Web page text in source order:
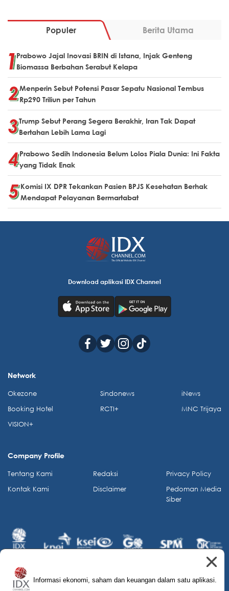
Populer Berita Utama
Prabowo Jajal Inovasi BRIN di Istana, Injak Genteng
Biomassa Berbahan Serabut Kelapa
Menperin Sebut Potensi Pasar Sepatu Nasional Tembus
Rp290 Triliun per Tahun
Trump Sebut Perang Segera Berakhir, Iran Tak Dapat
Bertahan Lebih Lama Lagi
Prabowo Sedih Indonesia Belum Lolos Piala Dunia: Ini Fakta
yang Tidak Enak
Komisi IX DPR Tekankan Pasien BPJS Kesehatan Berhak
Mendapat Pelayanan Bermartabat
Informasi ekonomi, saham dan keuangan dalam satu aplikasi.
Download aplikasi IDX Channel
Network
Okezone
Booking Hotel
VISION+
Sindonews
RCTI+
iNews
MNC Trijaya
Company Profile
Tentang Kami
Kontak Kami
Redaksi
Disclaimer
Privacy Policy
Pedoman Media
Siber
© 2026 IDX Channel. All Rights Reserved.